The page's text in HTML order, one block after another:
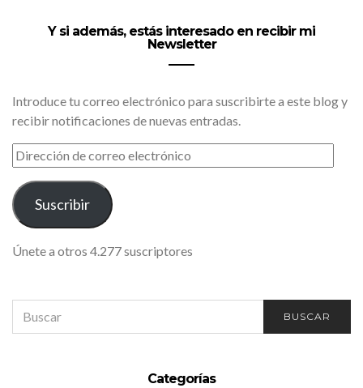
Y si además, estás interesado en recibir mi
Newsletter
Introduce tu correo electrónico para suscribirte a este blog y
recibir notificaciones de nuevas entradas.
DIRECCIÓN
DE
CORREO
ELECTRÓNICO
Suscribir
Únete a otros 4.277 suscriptores
FOR:
BUSCAR
Categorías